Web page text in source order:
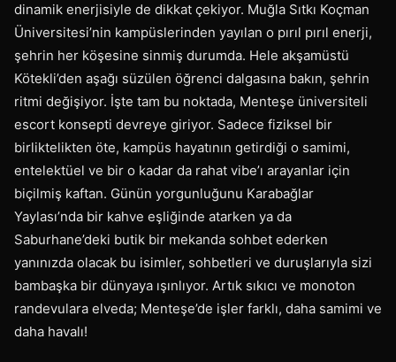
dinamik enerjisiyle de dikkat çekiyor. Muğla Sıtkı Koçman
Üniversitesi’nin kampüslerinden yayılan o pırıl pırıl enerji,
şehrin her köşesine sinmiş durumda. Hele akşamüstü
Kötekli’den aşağı süzülen öğrenci dalgasına bakın, şehrin
ritmi değişiyor. İşte tam bu noktada, Menteşe üniversiteli
escort konsepti devreye giriyor. Sadece fiziksel bir
birliktelikten öte, kampüs hayatının getirdiği o samimi,
entelektüel ve bir o kadar da rahat vibe’ı arayanlar için
biçilmiş kaftan. Günün yorgunluğunu Karabağlar
Yaylası’nda bir kahve eşliğinde atarken ya da
Saburhane’deki butik bir mekanda sohbet ederken
yanınızda olacak bu isimler, sohbetleri ve duruşlarıyla sizi
bambaşka bir dünyaya ışınlıyor. Artık sıkıcı ve monoton
randevulara elveda; Menteşe’de işler farklı, daha samimi ve
daha havalı!